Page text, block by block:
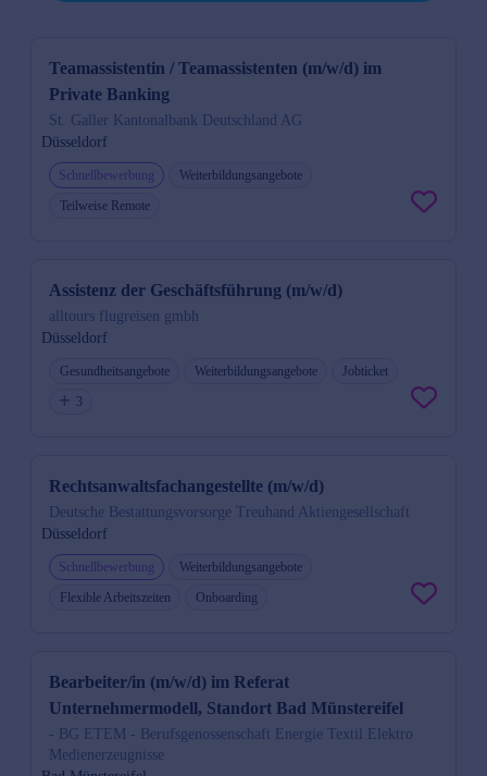
Teamassistentin / Teamassistenten (m/w/d) im
Private Banking
St. Galler Kantonalbank Deutschland AG
Düsseldorf
Schnellbewerbung
Weiterbildungsangebote
Teilweise Remote
Assistenz der Geschäftsführung (m/w/d)
alltours flugreisen gmbh
Düsseldorf
Gesundheitsangebote Weiterbildungsangebote
Jobticket
3
Rechtsanwaltsfachangestellte (m/w/d)
Deutsche Bestattungsvorsorge Treuhand Aktiengesellschaft
Düsseldorf
Schnellbewerbung
Weiterbildungsangebote
Flexible Arbeitszeiten
Onboarding
Bearbeiter/in (m/w/d) im Referat
Unternehmermodell, Standort Bad Münstereifel
- BG ETEM - Berufsgenossenschaft Energie Textil Elektro
Medienerzeugnisse